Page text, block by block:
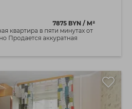
7875 BYN / М²
квартира в пяти минутах от
Продается аккуратная